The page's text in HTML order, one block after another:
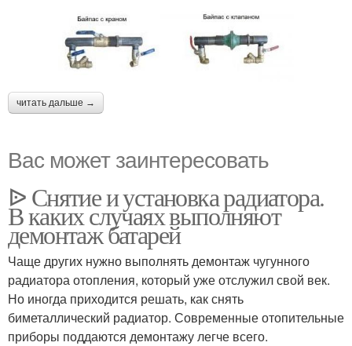
читать дальше →
Вас может заинтересовать
ᐉ Снятие и установка радиатора.
В каких случаях выполняют
демонтаж батарей
Чаще других нужно выполнять демонтаж чугунного
радиатора отопления, который уже отслужил свой век.
Но иногда приходится решать, как снять
биметаллический радиатор. Современные отопительные
приборы поддаются демонтажу легче всего.